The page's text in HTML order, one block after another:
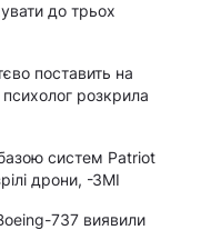
до трьох
поставить на
розкрила
систем Patriot
дрони, -ЗМІ
737 виявили